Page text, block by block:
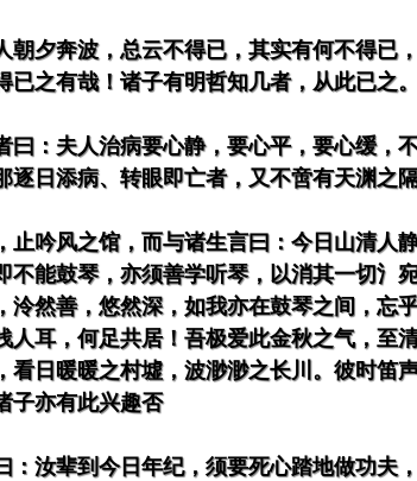
朝夕奔波，总云不得已，其实有何不得已
已之有哉！诸子有明哲知几者，从此已之。
曰：夫人治病要心静，要心平，要心缓，
逐日添病、转眼即亡者，又不啻有天渊之隔
止吟风之馆，而与诸生言曰：今日山清人
不能鼓琴，亦须善学听琴，以消其一切氵
泠然善，悠然深，如我亦在鼓琴之间，
人耳，何足共居！吾极爱此金秋之气，
看日暖暖之村墟，波渺渺之长川。彼时笛
子亦有此兴趣否
：汝辈到今日年纪，须要死心踏地做功